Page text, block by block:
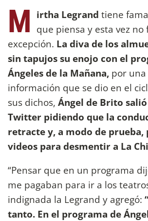
M irtha Legrand tiene
que piensa y esta vez no
excepción. La diva de los
sin tapujos su enojo con el
Ángeles de la Mañana, por
información que se dio en el
sus dichos, Ángel de Brito
Twitter pidiendo que la
retracte y, a modo de prueba,
videos para desmentir a La
“Pensar que en un programa
me pagaban para ir a los
indignada la Legrand y agregó:
tanto. En el programa de